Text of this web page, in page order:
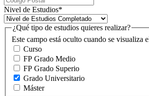
Nivel de Estudios*
Este campo está oculto cuando se visualiza
¿Qué tipo de estudios quieres realizar?
Curso
FP Grado Medio
FP Grado Superio
Grado Universitario
Máster